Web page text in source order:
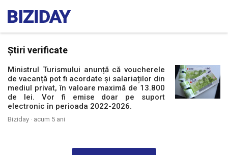
Știri verificate
Ministrul Turismului anunță că voucherele
de vacanță pot fi acordate și salariaților din
mediul privat, în valoare maximă de 13.800
de lei. Vor fi emise doar pe suport
electronic în perioada 2022-2026.
Biziday · acum 5 ani